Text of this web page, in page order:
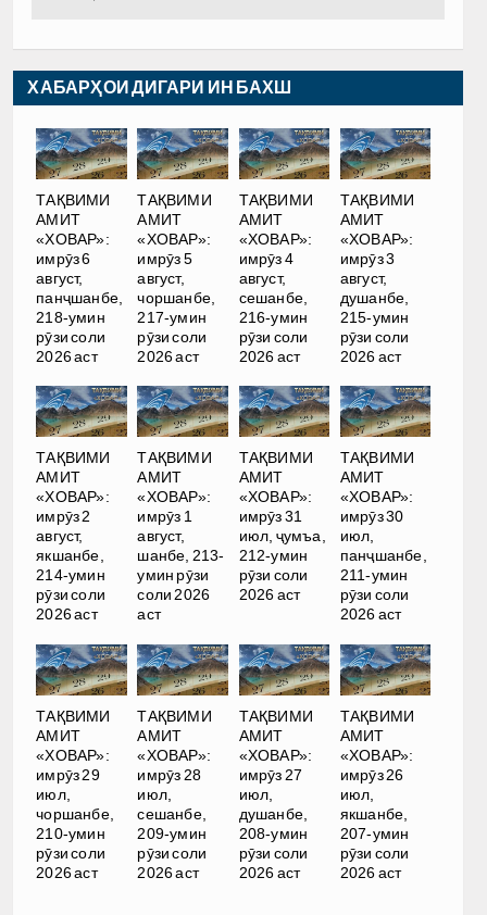
ХАБАРҲОИ ДИГАРИ ИН БАХШ
ТАҚВИМИ
АМИТ
«ХОВАР»:
имрӯз 6
август,
панҷшанбе,
218-умин
рӯзи соли
2026 аст
ТАҚВИМИ
АМИТ
«ХОВАР»:
имрӯз 5
август,
чоршанбе,
217-умин
рӯзи соли
2026 аст
ТАҚВИМИ
АМИТ
«ХОВАР»:
имрӯз 4
август,
сешанбе,
216-умин
рӯзи соли
2026 аст
ТАҚВИМИ
АМИТ
«ХОВАР»:
имрӯз 3
август,
душанбе,
215-умин
рӯзи соли
2026 аст
ТАҚВИМИ
АМИТ
«ХОВАР»:
имрӯз 2
август,
якшанбе,
214-умин
рӯзи соли
2026 аст
ТАҚВИМИ
АМИТ
«ХОВАР»:
имрӯз 1
август,
шанбе, 213-
умин рӯзи
соли 2026
аст
ТАҚВИМИ
АМИТ
«ХОВАР»:
имрӯз 31
июл, ҷумъа,
212-умин
рӯзи соли
2026 аст
ТАҚВИМИ
АМИТ
«ХОВАР»:
имрӯз 30
июл,
панҷшанбе,
211-умин
рӯзи соли
2026 аст
ТАҚВИМИ
АМИТ
«ХОВАР»:
имрӯз 29
июл,
чоршанбе,
210-умин
рӯзи соли
2026 аст
ТАҚВИМИ
АМИТ
«ХОВАР»:
имрӯз 28
июл,
сешанбе,
209-умин
рӯзи соли
2026 аст
ТАҚВИМИ
АМИТ
«ХОВАР»:
имрӯз 27
июл,
душанбе,
208-умин
рӯзи соли
2026 аст
ТАҚВИМИ
АМИТ
«ХОВАР»:
имрӯз 26
июл,
якшанбе,
207-умин
рӯзи соли
2026 аст